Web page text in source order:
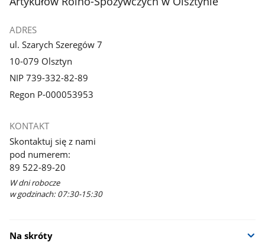
ADRES
ul. Szarych Szeregów 7
10-079 Olsztyn
NIP 739-332-82-89
Regon P-000053953
KONTAKT
Skontaktuj się z nami
pod numerem:
89 522-89-20
W dni robocze
w godzinach: 07:30-15:30
Na skróty